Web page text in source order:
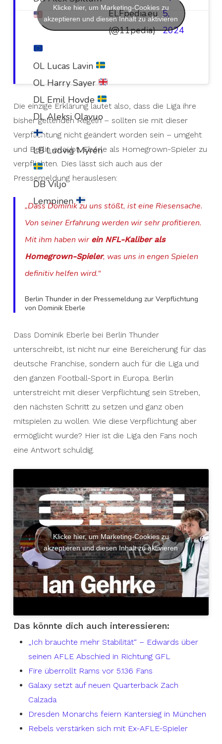
OL Lucas Lavin
OL Harry Sayer
DL Emil Hovde
DL Aleksi Olavuo
LB Ludvig Myrén
DB Viljo
Lempinen
ELFpedia.eu
(@11pedia)
5,
2024
Klicke hier, um Marketing-Cookies zu
akzeptieren und diesen Inhalt zu aktivieren
Die einzige Erklärung lautet also, dass die Liga ihre
bisher geltenden Regeln – sollten sie mit dieser
Verpflichtung nicht geändert worden sein – umgeht
und Berlin erlaubt, Eberle als Homegrown-Spieler zu
verpflichten. Dies lässt sich auch aus der
Pressemeldung herauslesen:
„Dass Dominik zu uns stößt, ist eine Riesensache.
Von seiner Erfahrung werden wir sehr profitieren.
Mit ihm haben wir ein NFL-Kaliber als
Homegrown-Spieler, was uns in engen Spielen
definitiv helfen wird.“
Berlin Thunder in der Pressemeldung zur Verpflichtung
von Dominik Eberle
Dass Dominik Eberle bei Berlin Thunder
unterschreibt, ist nicht nur eine Bereicherung für das
deutsche Franchise, sondern auch für die Liga und
den ganzen Football-Sport in Europa. Berlin
unterstreicht mit dieser Verpflichtung sein Streben,
den nächsten Schritt zu setzen und ganz oben
mitspielen zu wollen. Wie diese Verpflichtung aber
ermöglicht wurde? Hier ist die Liga den Fans noch
eine Antwort schuldig.
Klicke hier, um Marketing-Cookies zu
akzeptieren und diesen Inhalt zu aktivieren
Das könnte dich auch interessieren:
„Ich brauchte mehr Stabilität“ – Edwards über
seinen AFLE Abschied in Richtung GFL
Fire überrollt Rams vor 5.136 Fans
Galaxy setzt auf neuen Quarterback Zach
Calzada
Dresden Monarchs feiern Kantersieg in München
Rebels verstärken sich mit Ex-AFLE-Spieler